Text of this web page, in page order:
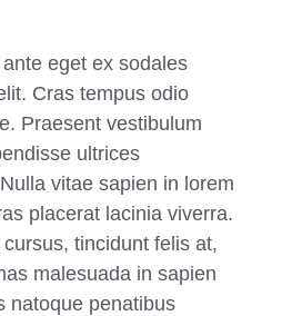
eget ex sodales
Cras tempus odio
Praesent vestibulum
ultrices
vitae sapien in lorem
placerat lacinia viverra.
tincidunt felis at,
malesuada in sapien
natoque penatibus